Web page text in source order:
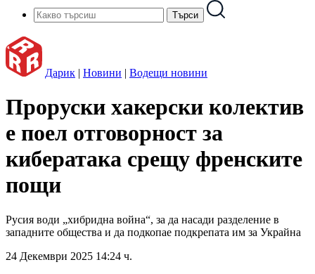
Дарик | Новини | Водещи новини
Проруски хакерски колектив
е поел отговорност за
кибератака срещу френските
пощи
Русия води „хибридна война“, за да насади разделение в
западните общества и да подкопае подкрепата им за Украйна
24 Декември 2025 14:24 ч.